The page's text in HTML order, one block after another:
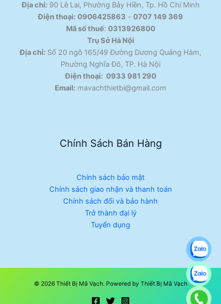
Địa chỉ:90 Lê Lai, Phường Bảy Hiền, Tp. Hồ Chí Minh
Điện thoại: 0906425863 - 0707 149 369
Mã số thuế: 0313926800
Trụ Sở Hà Nội
Địa chỉ: Số 20 ngõ 165/49 Đường Dương Quảng Hàm,
Phường Nghĩa Đô, TP. Hà Nội
Điện thoại: 0933 981 290
Email: mavachthietbi@gmail.com
Chính Sách Bán Hàng
Chính sách bảo mật
Chính sách giao nhận và thanh toán
Chính sách đổi và bảo hành
Trở thành đại lý
Tuyển dụng
© 2026 Thiết Bị Mã Vạch. Powered by Thiết Bị Mã Vạch